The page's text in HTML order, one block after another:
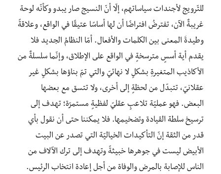
للتّرويج لأجندات سياساتهم، إلّا أنّ النسيج صار يبدو وكأنّه لوحة
غريبةٌ الآن، تفترضُ افتراضًا أن لها أساسًا عتيقًا في الواقع، وعلاقةً
وطيدةَ المعنى بين الكلمات والأفعال. أمّا النظامُ الجديد فلا
يقدم أية أسسٍ مترسخةٍ في الواقع على الإطلاق، وإنّما سلسلةٌ من
الأكاذيب المتغيرةِ بشكلٍ لا نهائيّ والتي تمّ بناؤها بشكلٍ غير
عقلانيّ، تتبدّل من لحظةٍ إلى أخرى، ولا تتسق مع بعضها
البعض. فهو عمليّة تلاعبٍ عقليّ لفظيةٍ مستمرّة؛ تهدف إلى
ترسيخ سلطة القيادة وتضخيمها. فلا يمكننا حتى أن نقول بأي
قدر من الثقة إنّ التأكيدات الخياليّة التي تصدر عن البيت
الأبيض ليست في جوهرها خبيثةً وتهدف إلى ترك الآلاف من
الناس للإصابة بالمرض والوفاة من أجل إعادة انتخاب الرئيس.